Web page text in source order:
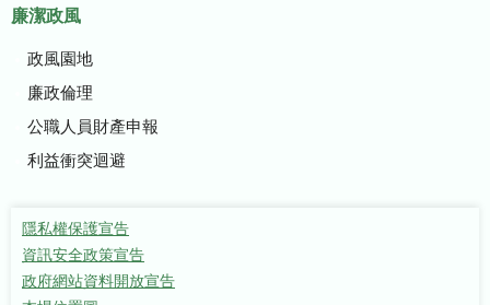
廉潔政風
政風園地
廉政倫理
公職人員財產申報
利益衝突迴避
隱私權保護宣告
資訊安全政策宣告
政府網站資料開放宣告